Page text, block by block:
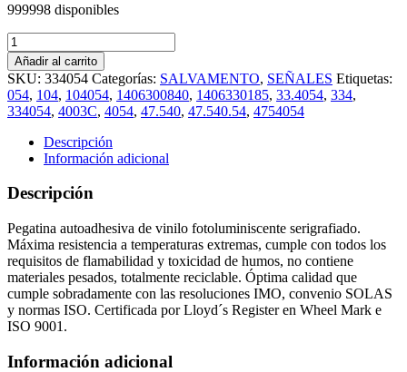
999998 disponibles
Señal
IMO
ESCALERA
DE
EMBARQUE
(15x15cm)
vinilo
fotoluminiscente
104054
/
LSS018
Añadir al carrito
SKU: 334054 Categorías: SALVAMENTO, SEÑALES Etiquetas:
054, 104, 104054, 1406300840, 1406330185, 33.4054, 334,
334054, 4003C, 4054, 47.540, 47.540.54, 4754054
Descripción
Información adicional
Descripción
Pegatina autoadhesiva de vinilo fotoluminiscente serigrafiado.
Máxima resistencia a temperaturas extremas, cumple con todos los
requisitos de flamabilidad y toxicidad de humos, no contiene
materiales pesados, totalmente reciclable. Óptima calidad que
cumple sobradamente con las resoluciones IMO, convenio SOLAS
y normas ISO. Certificada por Lloyd´s Register en Wheel Mark e
ISO 9001.
Información adicional